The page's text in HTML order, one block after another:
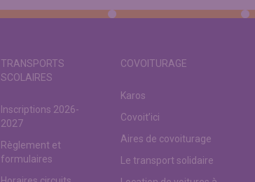
TRANSPORTS
SCOLAIRES
Inscriptions 2026-
2027
Règlement et
formulaires
COVOITURAGE
Karos
Covoit’ici
Aires de covoiturage
Le transport solidaire